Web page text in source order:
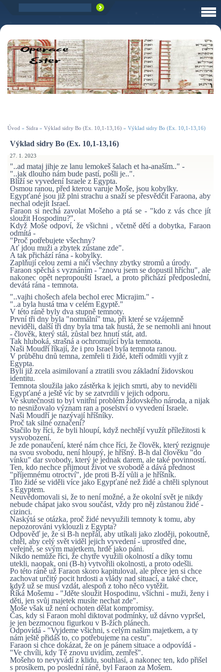
Úvod » Sidra » Výklad sidry Bo (Ex. 10,1-13,16) » Výklad sidry Bo (Ex. 10,1-13,16)
Výklad sidry Bo (Ex. 10,1-13,16)
27. 1. 2023
"..ad mataj jihje ze lanu lemokeš šalach et ha-anaším.." -
"..jak dlouho nám bude pastí, pošli je..".
Blíží se vyvedení Israele z Egypta.
Osmou ranou, před kterou varuje Moše, jsou kobylky.
Egypťané jsou již plni strachu a snaží se přesvědčit Faraona, aby
nechal odejít Israel.
Faraon si nechá zavolat Mošeho a ptá se - "kdo z vás chce jít
sloužit Hospodinu?".
Když Moše odpoví, že všichni , včetně dětí a dobytka, Faraon
odmítá -
"Proč potřebujete všechny?
Ať jdou muži a zbytek zůstane zde".
A tak přichází rána - kobylky.
Zaplňují celou zemi a ničí všechny zbytky stromů a úrody.
Faraon spěchá s vyznáním - "znovu jsem se dopustil hříchu", ale
nakonec opět nepropouští Israel, a proto přichází předposlední,
devátá rána - temnota.
"..vajhi chošech afela bechol erec Micrajim." -
"..a byla hustá tma v celém Egyptě."
V této ráně byly dva stupně temnoty.
První tři dny byla "normální" tma, při které se vzájemně
neviděli, další tři dny byla tma tak hustá, že se nemohli ani hnout
- člověk, který stál, zůstal bez hnutí stát, atd.
Tak hluboká, strašná a ochromující byla temnota.
Naši Moudří říkají, že i pro Israel byla temnota ranou.
V průběhu dnů temna, zemřeli ti židé, kteří odmítli vyjít z
Egypta.
Byli již zcela asimilovaní a ztratili svou základní židovskou
identitu.
Temnota sloužila jako zástěrka k jejich smrti, aby to neviděli
Egypťané a ještě víc by se zatvrdili v jejich odporu.
Ve skutečnosti to byl vnitřní problém židovského národa, a nijak
to nesnižovalo význam ran a poselství o vyvedení Israele.
Naši Moudří je nazývají hříšníky.
Proč tak silné označení?
Stačilo by říci, že byli hloupí, když nechtějí využít příležitosti k
vysvobození.
Je zde ponaučení, které nám chce říci, že člověk, který rezignuje
na svou svobodu, není hloupý, je hříšný. B-h dal člověku "do
vínku" dar svobody, který je jednak darem, ale také povinností.
Ten, kdo nechce přijmout život ve svobodě a dává přednost
"příjemnému otroctví", jde proti B-ží vůli a je hříšník.
Tito židé se viděli více jako Egypťané než židé a chtěli splynout
s Egyptem.
Neuvědomovali si, že to není možné, a že okolní svět je nikdy
nebude chápat jako svou součást, vždy pro něj zůstanou židé -
cizinci.
Naskýtá se otázka, proč židé nevyužili temnoty k tomu, aby
nepozorováni vyklouzli z Egypta?
Odpověď je, že si B-h nepřál, aby utíkali jako zloději, pokoutně,
chtěl, aby celý svět viděl jejich vyvedení - uprostřed dne,
veřejně, se svým majetkem, hrdě jako páni.
Nikdo nemůže říci, že chytře využili okolností a díky tomu
utekli, naopak, oni (B-h) vytvořili okolnosti, a proto odešli.
Po této ráně už Faraon skoro kapituloval, ale přece jen si chce
zachovat určitý pocit hrdosti a vlády nad situací, a také chce,
když už se musí vzdát, alespoň z toho něco vytěžit.
Říká Mošemu - "Jděte sloužit Hospodinu, všichni - muži, ženy i
děti, jen svůj majetek musíte nechat zde".
Moše však už není ochoten dělat kompromisy.
Čas, kdy si Faraon mohl diktovat podmínky, už dávno vypršel,
je jen bezmocnou figurkou v B-žích plánech.
Odpovídá - "Vyjdeme všichni, s celým našim majetkem, a ty
nám ještě přidáš to, co potřebujeme na cestu".
Faraon si chce dokázat, že on je pánem situace a odpovídá -
"Ve chvíli, kdy Tě znovu uvidím, zemřeš".
Mošeho to nevyvádí z klidu, souhlasí, a nakonec ten, kdo přišel
s prosíkem, po poslední ráně, byl Faraon za Mošem.